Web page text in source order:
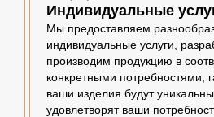
Индивидуальные
Мы предоставляем
индивидуальные услуги,
производим продукцию в
конкретными потребностями,
ваши изделия будут
удовлетворят ваши